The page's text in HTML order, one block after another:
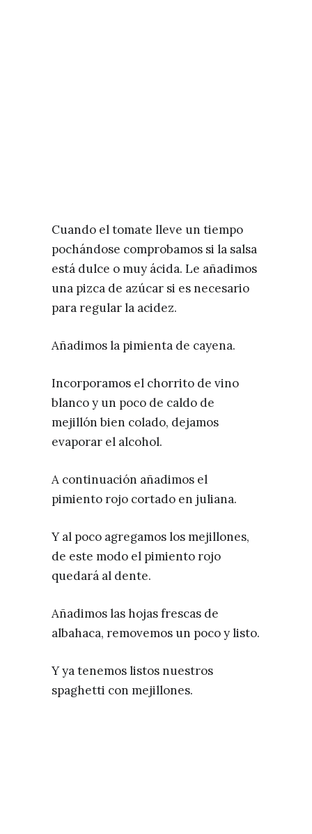
Cuando el tomate lleve un tiempo
pochándose comprobamos si la salsa
está dulce o muy ácida. Le añadimos
una pizca de azúcar si es necesario
para regular la acidez.
Añadimos la pimienta de cayena.
Incorporamos el chorrito de vino
blanco y un poco de caldo de
mejillón bien colado, dejamos
evaporar el alcohol.
A continuación añadimos el
pimiento rojo cortado en juliana.
Y al poco agregamos los mejillones,
de este modo el pimiento rojo
quedará al dente.
Añadimos las hojas frescas de
albahaca, removemos un poco y listo.
Y ya tenemos listos nuestros
spaghetti con mejillones.